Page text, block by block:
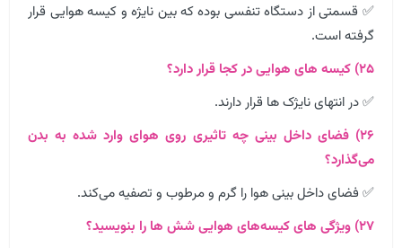
✅ قسمتی از دستگاه تنفسی بوده که بین نایژه و کیسه هوایی قرار
گرفته است.
۲۵) کیسه های هوایی در کجا قرار دارد؟
✅ در انتهای نایژک ها قرار دارند.
۲۶) فضای داخل بینی چه تاثیری روی هوای وارد شده به بدن
می‌گذارد؟
✅ فضای داخل بینی هوا را گرم و مرطوب و تصفیه می‌کند.
۲۷) ویژگی های کیسه‌های هوایی شش ها را بنویسید؟